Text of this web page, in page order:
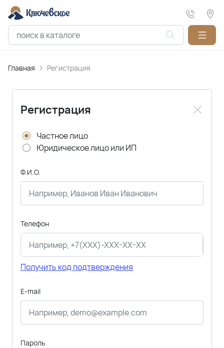
Главная Регистрация
Регистрация
Частное лицо
Юридическое лицо или ИП
Ф.И.О.
Телефон
Получить код подтверждения
E-mail
Пароль